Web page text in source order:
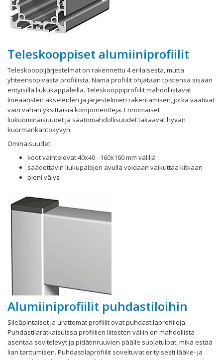
Teleskooppiset alumiiniprofiilit
Teleskooppijärjestelmät on rakennettu 4 erilaisesta, mutta
yhteensopivasta profiilista. Nämä profiilit ohjataan toistensa sisään ​​
erityisillä liukukappaleilla. Teleskooppiprofiilit mahdollistavat
lineaaristen akseleiden ja järjestelmien rakentamisen, jotka vaativat
vain vähän yksittäisiä komponentteja. Erinomaiset
liukuominaisuudet ja säätömahdollisuudet takaavat hyvän
kuormankantokyvyn.
Ominaisuudet:
koot vaihtelevat 40x40 - 160x160 mm välillä
säädettävin liukupalojen avulla voidaan vaikuttaa kitkaan
pieni välys
Alumiiniprofiilit puhdastiloihin
Sileäpintaiset ja urattomat profiilit ovat puhdastilaprofiileja.
Puhdastilaratkaisuissa profiilien liitosten väliin on mahdollista
asentaa sovitelevyt ja pidätinruuvien päälle suojatulpat, mikä estää
lian tarttumisen. Puhdastilaprofiilit soveltuvat erityisesti lääke- ja